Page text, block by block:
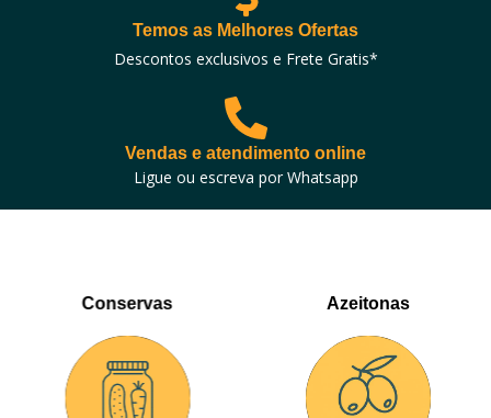
Temos as Melhores Ofertas
Descontos exclusivos e Frete Gratis*
Vendas e atendimento online
Ligue ou escreva por Whatsapp
Conservas Azeitonas